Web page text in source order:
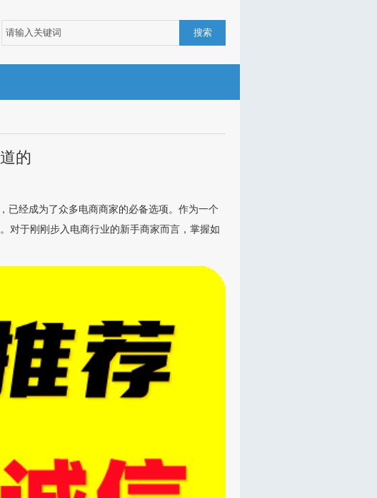
搜索
的
已经成为了众多电商商家的必备选项。作为一个
对于刚刚步入电商行业的新手商家而言，掌握如